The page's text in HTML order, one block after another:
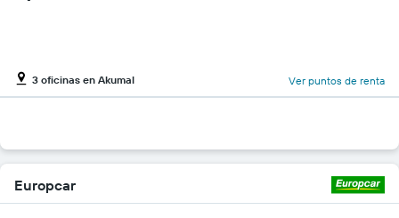
3 oficinas en Akumal Ver puntos de renta
Europcar